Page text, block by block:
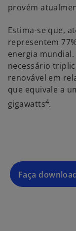
provém
Estima-se que,
representem
energia
necessário
renovável em
que equivale a
gigawatts4.
Faça